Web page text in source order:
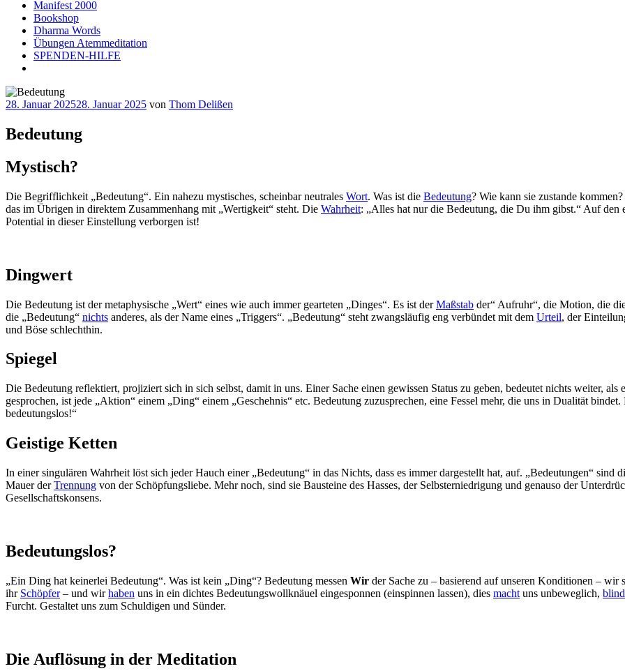
Manifest 2000
Bookshop
Dharma Words
Übungen Atemmeditation
SPENDEN-HILFE
Veröffentlicht
28. Januar 202528. Januar 2025 von Thom Delißen
Bedeutung
Mystisch?
Die Begrifflichkeit „Bedeutung“. Ein nahezu mystisches, scheinbar neutrales Wort. Was ist die Bedeutung? Wie kann sie zustande
das im Übrigen in direktem Zusammenhang mit „Wertigkeit“ steht. Die Wahrheit: „Alles hat nur die Bedeutung, die Du ihm gibst.“ Auf
Potential in dieser Einstellung verborgen ist!
Dingwert
Die Bedeutung ist der metaphysische „Wert“ eines wie auch immer gearteten „Dinges“. Es ist derMaßstab der“ Aufruhr“, die Motion, die
die „Bedeutung“ nichts anderes, als der Name eines „Triggers“. „Bedeutung“ steht zwangsläufig eng verbündet mit dem Urteil, der
und Böse schlechthin.
Spiegel
Die Bedeutung reflektiert, projiziert sich in sich selbst, damit in uns. Einer Sache einen gewissen Status zu geben, bedeutet nichts weiter,
gesprochen, ist jede „Aktion“ einem „Ding“ einem „Geschehnis“ etc. Bedeutung zuzusprechen, eine Fessel mehr, die uns in Dualität
bedeutungslos!“
Geistige Ketten
In einer singulären Wahrheit löst sich jeder Hauch einer „Bedeutung“ in das Nichts, dass es immer dargestellt hat, auf. „Bedeutungen“ sind
Mauer derTrennung von der Schöpfungsliebe. Mehr noch, sind sie Bausteine des Hasses, der Selbsterniedrigung und genauso der
Gesellschaftskonsens.
Bedeutungslos?
„Ein Ding hat keinerlei Bedeutung“. Was ist kein „Ding“? Bedeutung messen Wir der Sache zu – basierend auf unseren Konditionen –
ihr Schöpfer– und wirhaben uns in ein dichtes Bedeutungswollknäuel eingesponnen (einspinnen lassen), dies macht uns unbeweglich, blind
Furcht. Gestaltet uns zum Schuldigen und Sünder.
Die Auflösung in der Meditation